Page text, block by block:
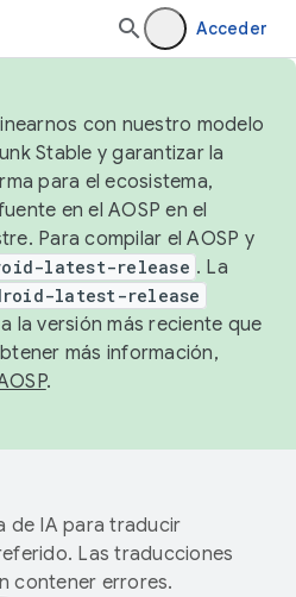
Acceder
con nuestro modelo
Stable y garantizar la
para el ecosistema,
en el AOSP en el
Para compilar el AOSP y
latest-release . La
latest-release
la versión más reciente que
más información,
.
de IA para traducir
Las traducciones
contener errores.